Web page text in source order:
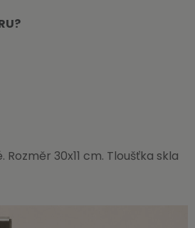
30x11 cm. Tloušťka skla